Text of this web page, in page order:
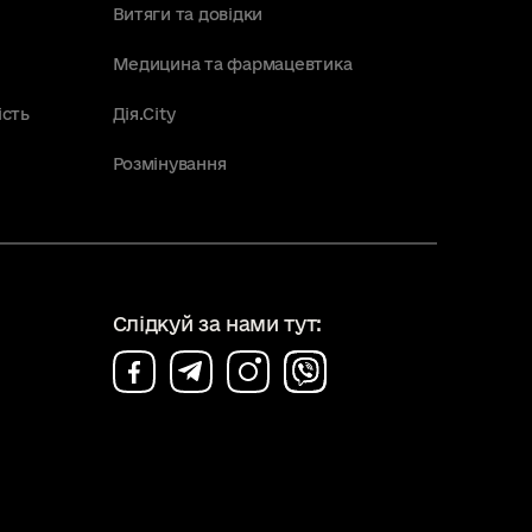
Витяги та довідки
Медицина та фармацевтика
Дія.City
Розмінування
Слідкуй за нами тут: